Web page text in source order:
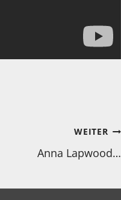
WEITER
Anna Lapwood…